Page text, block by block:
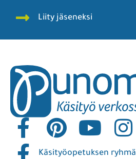
Liity jäseneksi
Käsityöopetuksen ryhmä